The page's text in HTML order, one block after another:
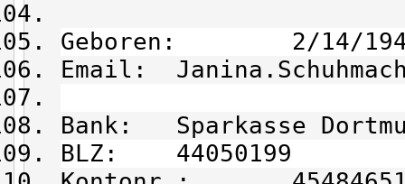
Geboren: 2/14/
Email:
Bank: Sparkasse
BLZ: 44050199